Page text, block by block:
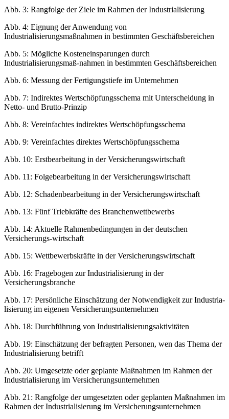
Abb. 3: Rangfolge der Ziele im Rahmen der Industrialisierung
Abb. 4: Eignung der Anwendung von
Industrialisierungsmaßnahmen in bestimmten Geschäftsbereichen
Abb. 5: Mögliche Kosteneinsparungen durch
Industrialisierungsmaß-nahmen in bestimmten Geschäftsbereichen
Abb. 6: Messung der Fertigungstiefe im Unternehmen
Abb. 7: Indirektes Wertschöpfungsschema mit Unterscheidung in
Netto- und Brutto-Prinzip
Abb. 8: Vereinfachtes indirektes Wertschöpfungsschema
Abb. 9: Vereinfachtes direktes Wertschöpfungsschema
Abb. 10: Erstbearbeitung in der Versicherungswirtschaft
Abb. 11: Folgebearbeitung in der Versicherungswirtschaft
Abb. 12: Schadenbearbeitung in der Versicherungswirtschaft
Abb. 13: Fünf Triebkräfte des Branchenwettbewerbs
Abb. 14: Aktuelle Rahmenbedingungen in der deutschen
Versicherungs-wirtschaft
Abb. 15: Wettbewerbskräfte in der Versicherungswirtschaft
Abb. 16: Fragebogen zur Industrialisierung in der
Versicherungsbranche
Abb. 17: Persönliche Einschätzung der Notwendigkeit zur Industria-
lisierung im eigenen Versicherungsunternehmen
Abb. 18: Durchführung von Industrialisierungsaktivitäten
Abb. 19: Einschätzung der befragten Personen, wen das Thema der
Industrialisierung betrifft
Abb. 20: Umgesetzte oder geplante Maßnahmen im Rahmen der
Industrialisierung im Versicherungsunternehmen
Abb. 21: Rangfolge der umgesetzten oder geplanten Maßnahmen im
Rahmen der Industrialisierung im Versicherungsunternehmen